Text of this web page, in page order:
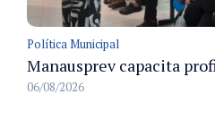
Política Municipal
06/08/2026